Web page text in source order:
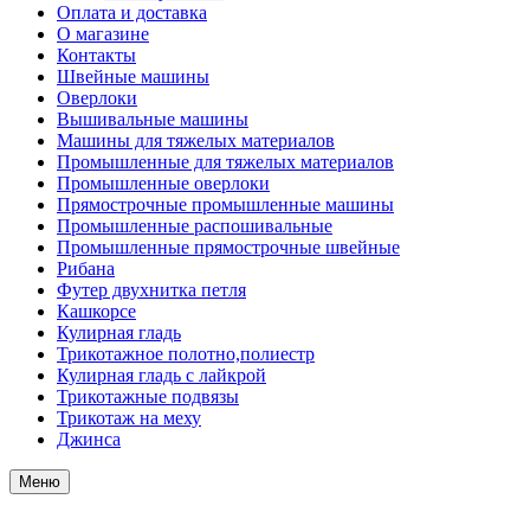
Оплата и доставка
О магазине
Контакты
Швейные машины
Оверлоки
Вышивальные машины
Машины для тяжелых материалов
Промышленные для тяжелых материалов
Промышленные оверлоки
Прямострочные промышленные машины
Промышленные распошивальные
Промышленные прямострочные швейные
Рибана
Футер двухнитка петля
Кашкорсе
Кулирная гладь
Трикотажное полотно,полиестр
Кулирная гладь с лайкрой
Трикотажные подвязы
Трикотаж на меху
Джинса
Меню